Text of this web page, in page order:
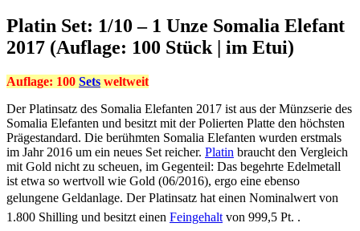
Platin Set: 1/10 – 1 Unze Somalia Elefant
2017 (Auflage: 100 Stück | im Etui)
Auflage: 100 Sets weltweit
Der Platinsatz des Somalia Elefanten 2017 ist aus der Münzserie des
Somalia Elefanten und besitzt mit der Polierten Platte den höchsten
Prägestandard. Die berühmten Somalia Elefanten wurden erstmals
im Jahr 2016 um ein neues Set reicher. Platin braucht den Vergleich
mit Gold nicht zu scheuen, im Gegenteil: Das begehrte Edelmetall
ist etwa so wertvoll wie Gold (06/2016), ergo eine ebenso
gelungene Geldanlage. Der Platinsatz hat einen Nominalwert von
1.800 Shilling und besitzt einen Feingehalt von 999,5 Pt. .